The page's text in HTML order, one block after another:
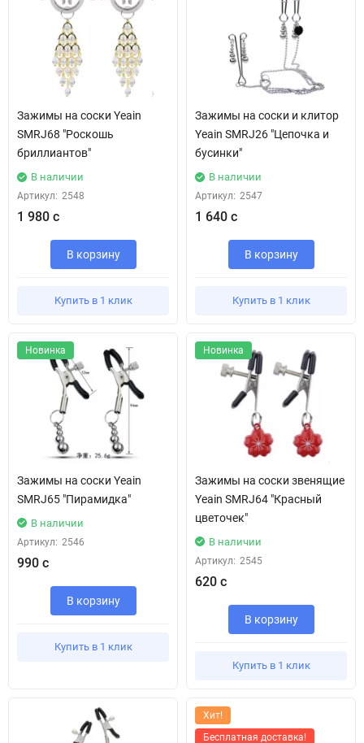
Зажимы на соски Yeain
SMRJ68 "Роскошь
бриллиантов"
В наличии
Артикул: 2548
1 980 с
В корзину
Купить в 1 клик
Зажимы на соски и клитор
Yeain SMRJ26 "Цепочка и
бусинки"
В наличии
Артикул: 2547
1 640 с
В корзину
Купить в 1 клик
Новинка
Зажимы на соски Yeain
SMRJ65 "Пирамидка"
В наличии
Артикул: 2546
990 с
В корзину
Купить в 1 клик
Новинка
Зажимы на соски звенящие
Yeain SMRJ64 "Красный
цветочек"
В наличии
Артикул: 2545
620 с
В корзину
Купить в 1 клик
Хит!
Бесплатная доставка!